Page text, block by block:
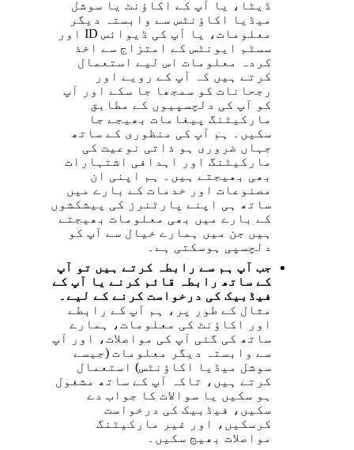
ڈیٹا، یا آپ کے اکاؤنٹ یا سوشل
میڈیا اکاؤنٹس سے وابستہ دیگر
معلومات، یا آپ کی ڈیوائس ID اور
سسٹم ایونٹس کے امتزاج سے اخذ
کردہ معلومات اس لیے استعمال
کرتے ہیں کہ آپ کے رویے اور
رجحانات کو سمجھا جا سکے اور آپ
کو آپ کی دلچسپیوں کے مطابق
مارکیٹنگ پیغامات بھیجے جا
سکیں۔ ہم آپ کی منظوری کے ساتھ
جہاں ضروری ہو ذاتی نوعیت کی
مارکیٹنگ اور اہدافی اشتہارات
بھی بھیجتے ہیں۔ ہم اپنی ان
مصنوعات اور خدمات کے بارے میں
ساتھ ہی اپنے پارٹنرز کی پیشکشوں
کے بارے میں بھی معلومات بھیجتے
ہیں جن میں ہمارے خیال سے آپ کو
دلچسپی ہوسکتی ہے۔
جب آپ ہم سے رابطہ کرتے ہیں تو آپ
کے ساتھ رابطہ قائم کرنے یا آپ کے
فیڈبیک کی درخواست کرنے کے لیے۔
مثال کے طور پر، ہم آپ کے رابطے
اور اکاؤنٹ کی معلومات، ہمارے
ساتھ کی گئی آپ کی مواصلات، اور آپ
سے وابستہ دیگر معلومات (جیسے
سوشل میڈیا اکاؤنٹس) استعمال
کرتے ہیں، تاکہ آپ کے ساتھ مشغول
ہو سکیں یا سوالات کا جواب دے
سکیں، فیڈبیک کی درخواست
کرسکیں، اور غیر مارکیٹنگ
مواصلات بھیج سکیں۔